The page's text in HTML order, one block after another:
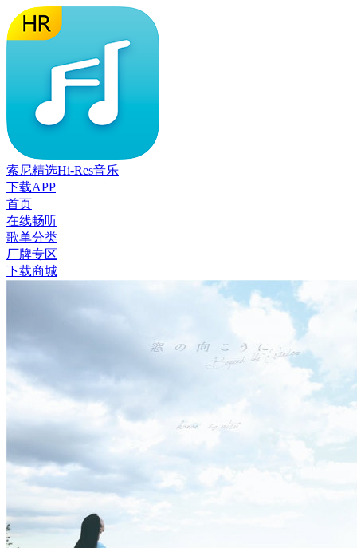
索尼精选Hi-Res音乐
下载APP
首页
在线畅听
歌单分类
厂牌专区
下载商城